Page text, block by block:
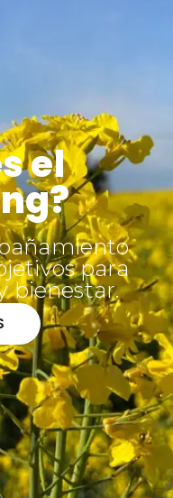
el
para
bienestar.